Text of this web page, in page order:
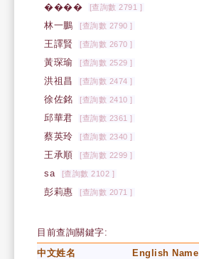
���� [查詢數 2791 ]
林一鵬 [查詢數 2790 ]
王譯賢 [查詢數 2670 ]
黃琛瑜 [查詢數 2529 ]
洪祖昌 [查詢數 2474 ]
徐佐銘 [查詢數 2410 ]
邱華君 [查詢數 2361 ]
蔡英玲 [查詢數 2340 ]
王承順 [查詢數 2299 ]
sa [查詢數 2102 ]
彭莉惠 [查詢數 2071 ]
目前查詢關鍵字:
中文姓名
English Name